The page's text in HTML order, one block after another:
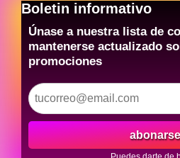
Boletin informativo
Únase a nuestra lista de
mantenerse actualizado
promociones
abonarse